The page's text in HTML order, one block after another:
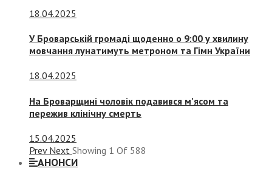
18.04.2025
У Броварській громаді щоденно о 9:00 у хвилину
мовчання лунатимуть метроном та Гімн України
18.04.2025
На Броварщині чоловік подавився м’ясом та
пережив клінічну смерть
15.04.2025
Prev Next Showing 1 Of 588
АНОНСИ